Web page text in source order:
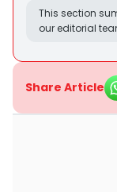
This section
our editorial
Share Article